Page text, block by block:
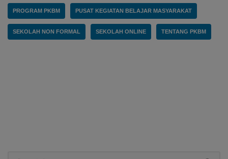
PROGRAM PKBM PUSAT KEGIATAN BELAJAR MASYARAKAT
SEKOLAH NON FORMAL SEKOLAH ONLINE TENTANG PKBM